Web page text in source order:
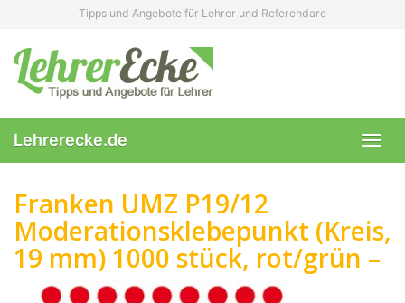
content
Tipps und Angebote für Lehrer und Referendare
Lehrerecke.de
Franken UMZ P19/12
Moderationsklebepunkt (Kreis,
19 mm) 1000 stück, rot/grün –